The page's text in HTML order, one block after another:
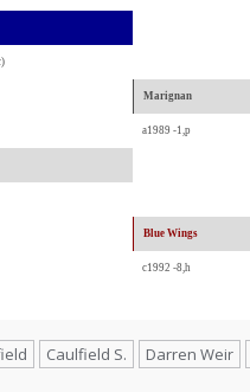
Marignan
a1989 -1,p
Blue Wings
c1992 -8,h
Caulfield S. Darren Weir